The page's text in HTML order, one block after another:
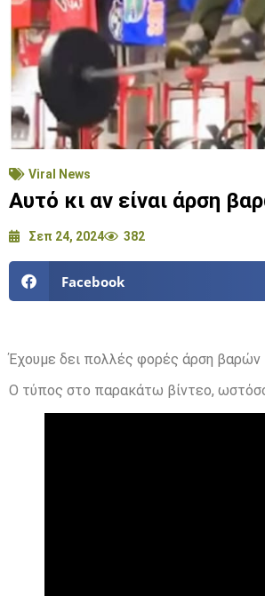
Viral News
Αυτό κι αν είναι άρση
Σεπ 24, 2024 382
Facebook
Έχουμε δει πολλές φορές άρση
Ο τύπος στο παρακάτω βίντεο,